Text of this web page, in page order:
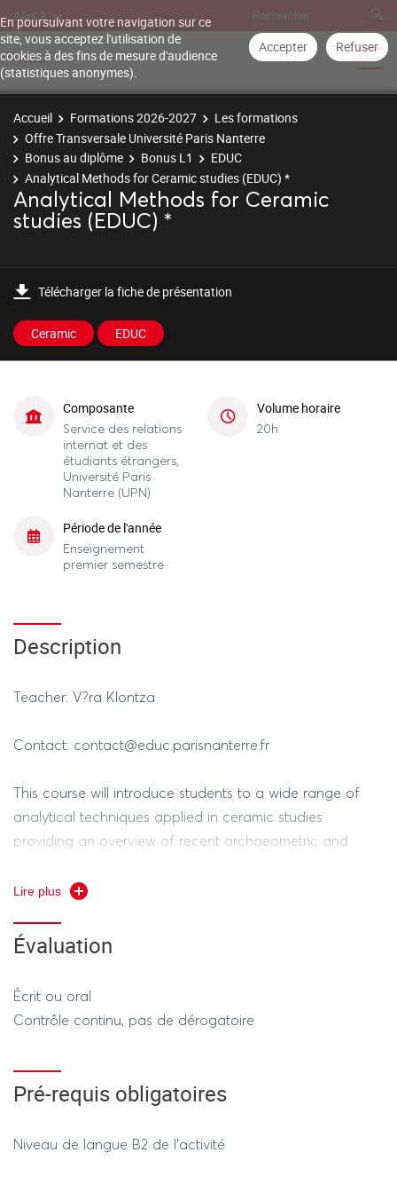
En poursuivant votre navigation sur ce
site, vous acceptez l'utilisation de
cookies à des fins de mesure d'audience
(statistiques anonymes).
Accepter Refuser
Aller à
Accueil Formations 2026-2027
Les formations
Offre Transversale Université Paris Nanterre
Bonus au diplôme
Bonus L1
EDUC
Analytical Methods for Ceramic studies (EDUC) *
Analytical Methods for Ceramic
studies (EDUC) *
Télécharger la fiche de présentation
Ceramic EDUC
Composante
Service des relations
internat et des
étudiants étrangers,
Université Paris
Nanterre (UPN)
Volume horaire
20h
Période de l'année
Enseignement
premier semestre
Description
Teacher: V?ra Klontza
Contact: contact@educ.parisnanterre.fr
This course will introduce students to a wide range of
analytical techniques applied in ceramic studies
providing an overview of recent archaeometric and
interpretation of ceramics.
methods and approaches to the study of clay artefacts,
analysis and data interpretation using pXRF.
Lire plus
Évaluation
Écrit ou oral
Contrôle continu, pas de dérogatoire
Pré-requis obligatoires
Niveau de langue B2 de l'activité